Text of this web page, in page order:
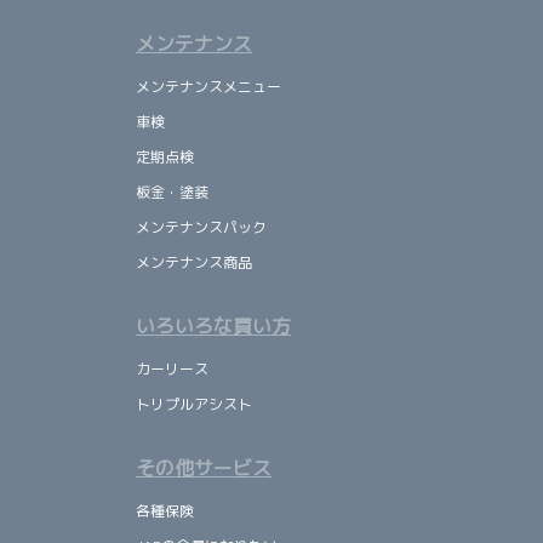
メンテナンス
メンテナンスメニュー
車検
定期点検
板金・塗装
メンテナンスパック
メンテナンス商品
いろいろな買い方
カーリース
トリプルアシスト
その他サービス
各種保険